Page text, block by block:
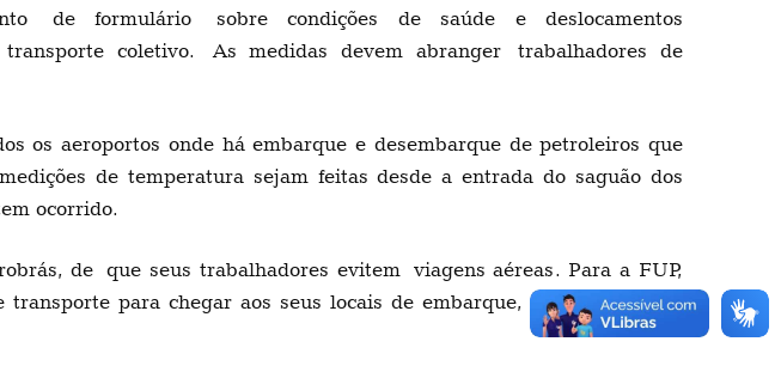
de formulário sobre condições de saúde e deslocamentos
coletivo. As medidas devem abrangertrabalhadores de
os aeroportos onde há embarque e desembarque de petroleiros que
de temperatura sejam feitas desde a entrada do saguão dos
ocorrido.
, deque seus trabalhadores evitemviagens aéreas. Para a FUP,
transporte para chegar aos seus locais de embarque, dispensando-os,